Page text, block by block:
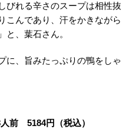
びれる辛さのスープは相性抜
こんであり、汗をかきながら
と、葉石さん。
に、旨みたっぷりの鴨をしゃ
前 5184円（税込）